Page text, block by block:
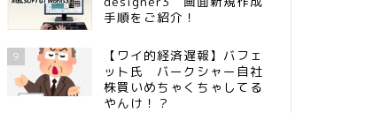
手順をご紹介！
9
【ワイ的経済遅報】バフェ
ット氏 バークシャー自社
株買いめちゃくちゃしてる
やんけ！？